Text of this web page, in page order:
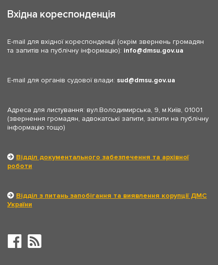
Вхідна кореспонденція
E-mail для вхідної кореспонденції (окрім звернень громадян
та запитів на публічну інформацію): info dmsu.gov.ua
E-mail для органів судової влади: sud dmsu.gov.ua
Адреса для листування: вул.Володимирська, 9, м.Київ, 01001
(звернення громадян, адвокатські запити, запити на публічну
інформацію тощо)
Відділ документального забезпечення та архівної
роботи
Відділ з питань запобігання та виявлення корупції ДМС
України